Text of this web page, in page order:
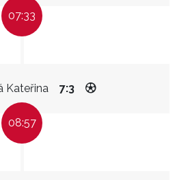
07:33
Kateřina 7:3
08:57